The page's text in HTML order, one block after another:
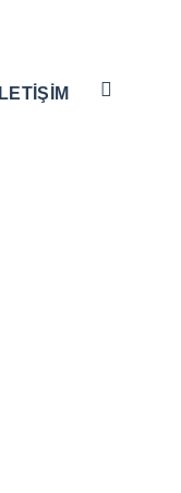
İLETİŞİM